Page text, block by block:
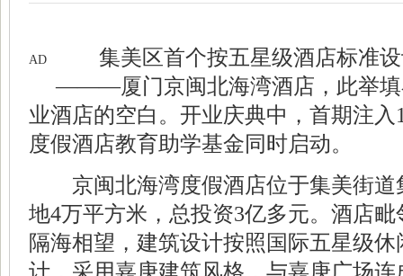
AD 集美区首个按五星级酒店标准
———厦门京闽北海湾酒店，此举填
业酒店的空白。开业庆典中，首期注入
度假酒店教育助学基金同时启动。
京闽北海湾度假酒店位于集美街道
地4万平方米，总投资3亿多元。酒店
隔海相望，建筑设计按照国际五星级
计，采用嘉庚建筑风格，与嘉庚广场